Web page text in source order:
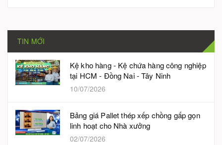
TIN MỚI
Kệ kho hàng - Kệ chứa hàng công nghiệp
tại HCM - Đồng Nai - Tây Ninh
10/07/2026
Bảng giá Pallet thép xếp chồng gấp gọn
linh hoạt cho Nhà xưởng
02/07/2026